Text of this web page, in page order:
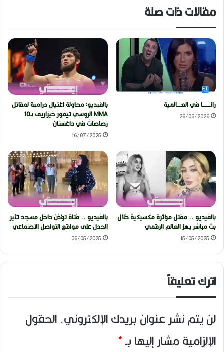
مقالات ذات صلة
رانــــــــا في العــــالمية
26/06/2026
بالفيديو: محاولة اغتيال درامية لمقاتل
MMA الروسي تيمور خيزاريف بـ10
رصاصات في داغستان
16/07/2025
بالفيديو .. مقتل مؤثرة مكسيكية خلال
بث مباشر يهز العالم الرقمي
15/05/2025
بالفيديو .. فتاة تؤذن داخل مسجد تثير
الجدل على مواقع التواصل الاجتماعي
06/05/2025
اترك تعليقاً
لن يتم نشر عنوان بريدك الإلكتروني. الحقول
الإلزامية مشار إليها بـ*